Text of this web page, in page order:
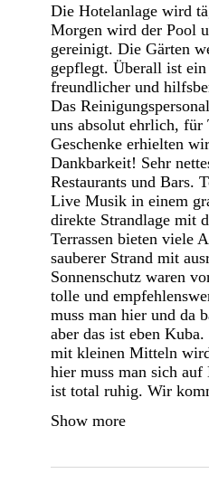
Die Hotelanlage wird
Morgen wird der Pool
gereinigt. Die Gärten
gepflegt. Überall ist
freundlicher und
Das
uns absolut ehrlich,
Geschenke erhielten
Dankbarkeit! Sehr
Restaurants und Bars.
Live Musik in einem
direkte Strandlage mit
Terrassen bieten viele
sauberer Strand mit
Sonnenschutz waren
tolle und
muss man hier und da
aber das ist eben
mit kleinen Mitteln
hier muss man sich
ist total ruhig. Wir
Show more